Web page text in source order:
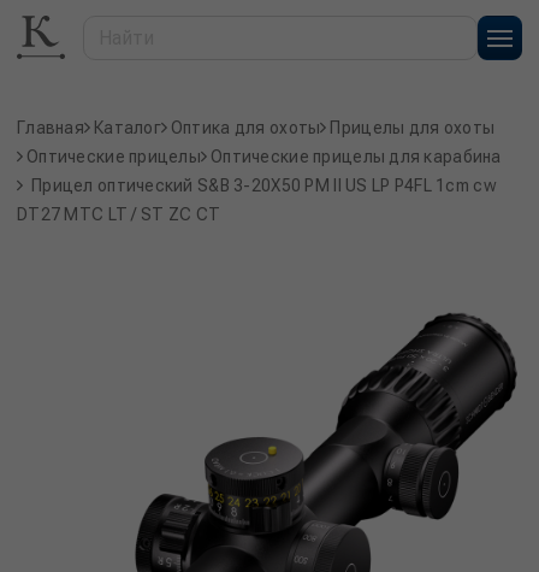
Главная Каталог Оптика для охоты Прицелы для охоты
Оптические прицелы Оптические прицелы для карабина
Прицел оптический S&B 3-20X50 PM II US LP P4FL 1cm cw
DT27 MTC LT / ST ZC CT